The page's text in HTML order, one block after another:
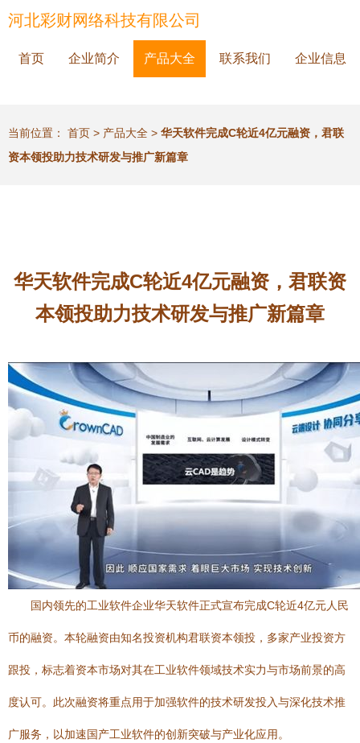
河北彩财网络科技有限公司
首页 企业简介 产品大全 联系我们 企业信息
当前位置： 首页 > 产品大全 > 华天软件完成C轮近4亿元融资，君联
资本领投助力技术研发与推广新篇章
华天软件完成C轮近4亿元融资，君联资
本领投助力技术研发与推广新篇章
国内领先的工业软件企业华天软件正式宣布完成C轮近4亿元人民
币的融资。本轮融资由知名投资机构君联资本领投，多家产业投资方
跟投，标志着资本市场对其在工业软件领域技术实力与市场前景的高
度认可。此次融资将重点用于加强软件的技术研发投入与深化技术推
广服务，以加速国产工业软件的创新突破与产业化应用。